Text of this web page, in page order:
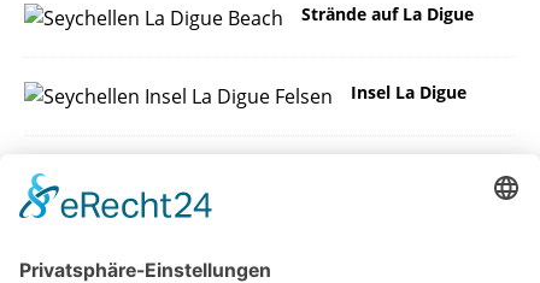
Strände auf La Digue
Insel La Digue
Riesenschild
kröten auf